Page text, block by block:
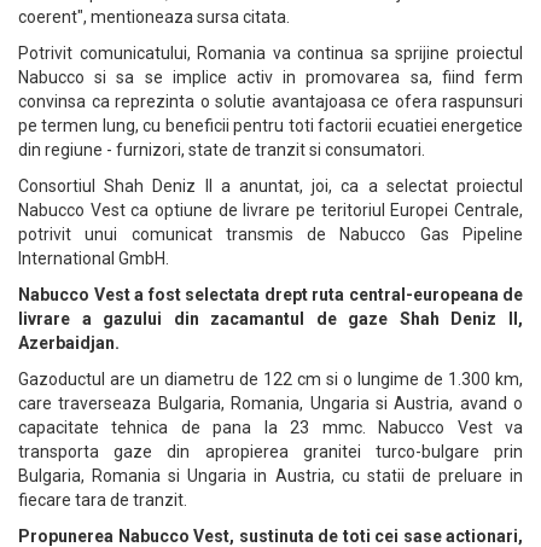
coerent", mentioneaza sursa citata.
Potrivit comunicatului, Romania va continua sa sprijine proiectul
Nabucco si sa se implice activ in promovarea sa, fiind ferm
convinsa ca reprezinta o solutie avantajoasa ce ofera raspunsuri
pe termen lung, cu beneficii pentru toti factorii ecuatiei energetice
din regiune - furnizori, state de tranzit si consumatori.
Consortiul Shah Deniz II a anuntat, joi, ca a selectat proiectul
Nabucco Vest ca optiune de livrare pe teritoriul Europei Centrale,
potrivit unui comunicat transmis de Nabucco Gas Pipeline
International GmbH.
Nabucco Vest a fost selectata drept ruta central-europeana de
livrare a gazului din zacamantul de gaze Shah Deniz II,
Azerbaidjan.
Gazoductul are un diametru de 122 cm si o lungime de 1.300 km,
care traverseaza Bulgaria, Romania, Ungaria si Austria, avand o
capacitate tehnica de pana la 23 mmc. Nabucco Vest va
transporta gaze din apropierea granitei turco-bulgare prin
Bulgaria, Romania si Ungaria in Austria, cu statii de preluare in
fiecare tara de tranzit.
Propunerea Nabucco Vest, sustinuta de toti cei sase actionari,